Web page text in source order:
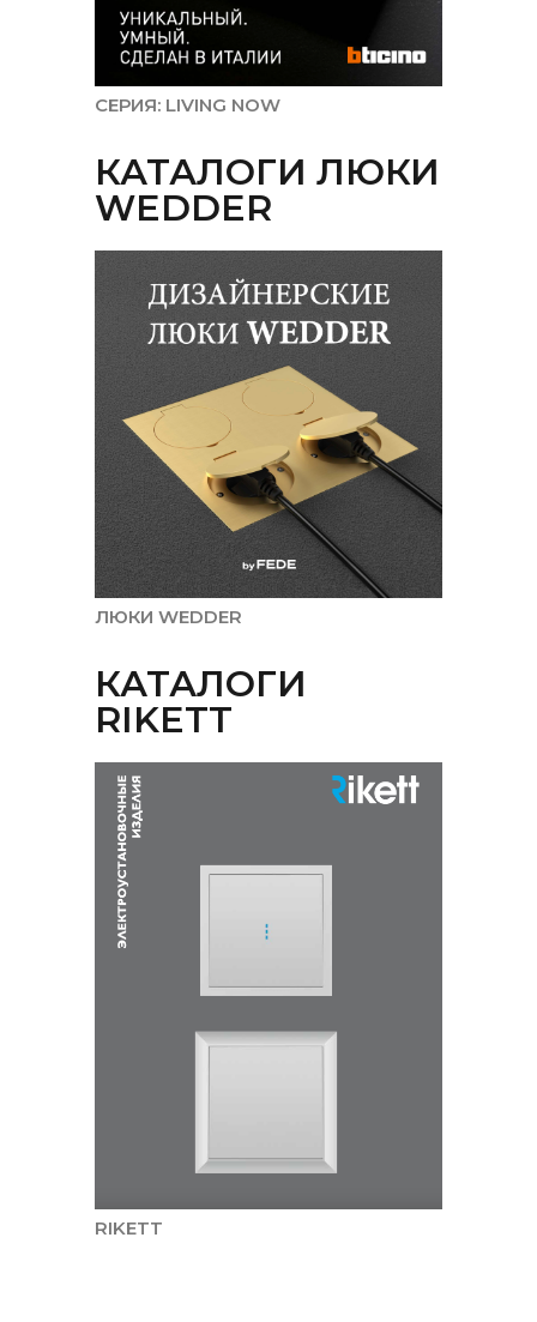
СЕРИЯ: LIVING NOW
КАТАЛОГИ ЛЮКИ
WEDDER
ЛЮКИ WEDDER
КАТАЛОГИ
RIKETT
RIKETT